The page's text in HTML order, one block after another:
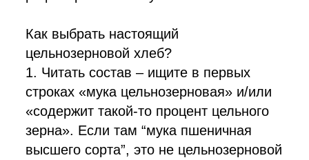
Как выбрать настоящий
цельнозерновой хлеб?
1. Читать состав – ищите в первых
строках «мука цельнозерновая» и/или
«содержит такой-то процент цельного
зерна». Если там “мука пшеничная
высшего сорта”, это не цельнозерновой